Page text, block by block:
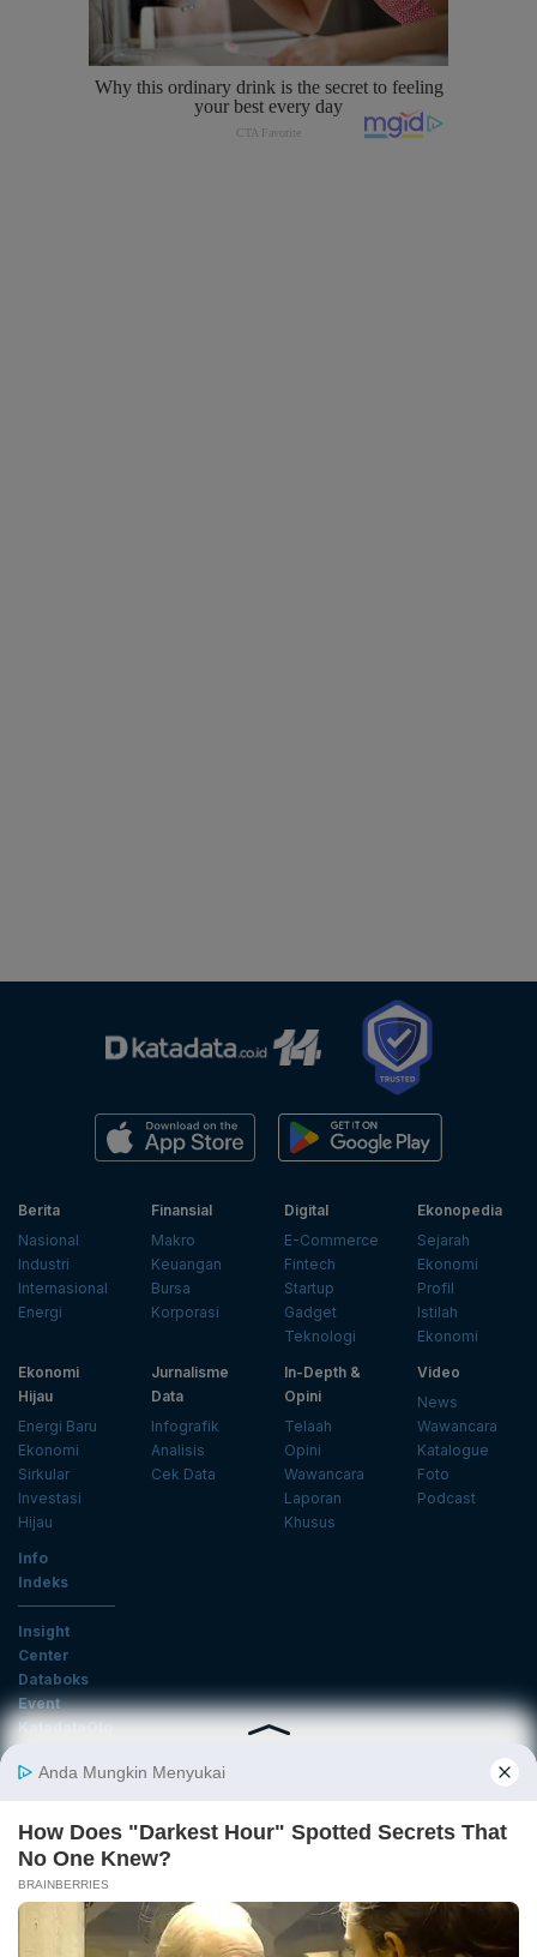
Berita
Nasional
Industri
Internasional
Energi
Finansial
Makro
Keuangan
Bursa
Korporasi
Digital
E-Commerce
Fintech
Startup
Gadget
Teknologi
Ekonopedia
Sejarah
Ekonomi
Profil
Istilah
Ekonomi
Ekonomi
Hijau
Energi Baru
Ekonomi
Sirkular
Investasi
Hijau
Jurnalisme
Data
Infografik
Analisis
Cek Data
In-Depth &
Opini
Telaah
Opini
Wawancara
Laporan
Khusus
Video
News
Wawancara
Katalogue
Foto
Podcast
Info
Indeks
Insight
Center
Databoks
Event
KatadataOto
Email
Daftar